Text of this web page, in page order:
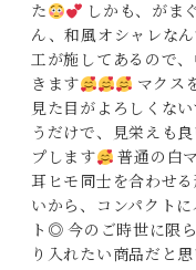
た
しかも、がま
ん、和風オシャレな
工が施してあるので
きます
マクス
見た目がよろしくな
うだけで、見栄えも
プします
普通の白
耳ヒモ同士を合わせ
いから、コンパクト
ト◎ 今のご時世に限
り入れたい商品だと